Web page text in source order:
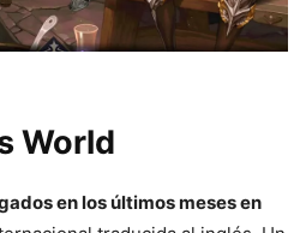
World
en los últimos meses en